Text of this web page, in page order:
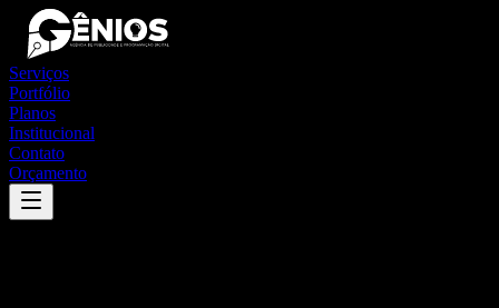
Serviços
Portfólio
Planos
Institucional
Contato
Orçamento